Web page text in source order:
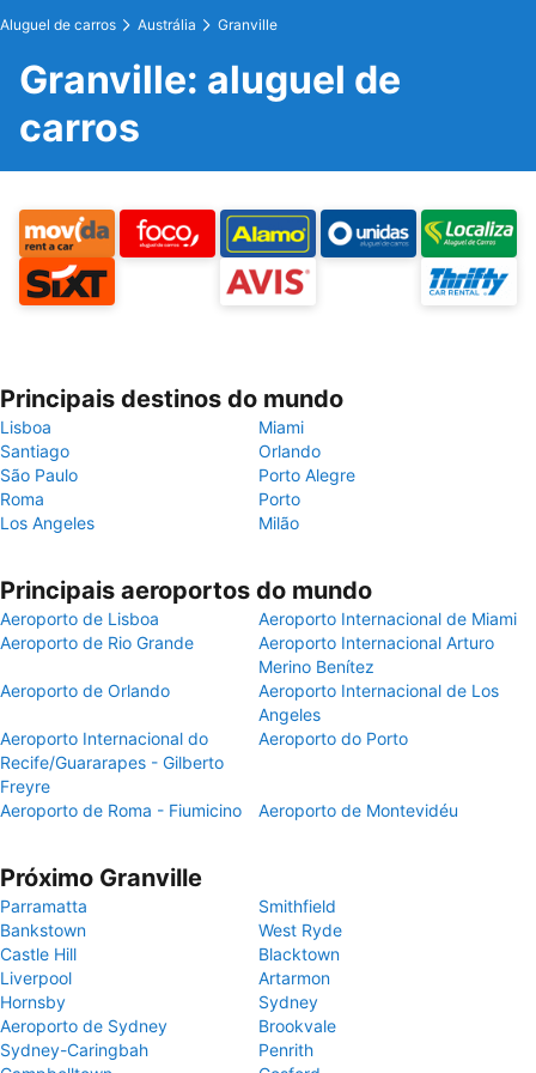
Aluguel de carros Austrália Granville
Granville: aluguel de
carros
Principais destinos do mundo
Lisboa
Miami
Santiago
Orlando
São Paulo
Porto Alegre
Roma
Porto
Los Angeles
Milão
Principais aeroportos do mundo
Aeroporto de Lisboa
Aeroporto Internacional de Miami
Aeroporto de Rio Grande
Aeroporto Internacional Arturo
Merino Benítez
Aeroporto de Orlando
Aeroporto Internacional de Los
Angeles
Aeroporto Internacional do
Recife/Guararapes - Gilberto
Freyre
Aeroporto do Porto
Aeroporto de Roma - Fiumicino Aeroporto de Montevidéu
Próximo Granville
Parramatta
Smithfield
Bankstown
West Ryde
Castle Hill
Blacktown
Liverpool
Artarmon
Hornsby
Sydney
Aeroporto de Sydney
Brookvale
Sydney-Caringbah
Penrith